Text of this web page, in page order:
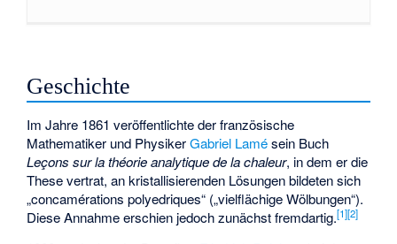
Geschichte
Im Jahre 1861 veröffentlichte der französische
Mathematiker und PhysikerGabriel Lamésein Buch
Leçons sur la théorie analytique de la chaleur, in dem er die
These vertrat, an kristallisierenden Lösungen bildeten sich
„concamérations polyedriques“ („vielflächige Wölbungen“).
Diese Annahme erschien jedoch zunächst fremdartig.[1][2]